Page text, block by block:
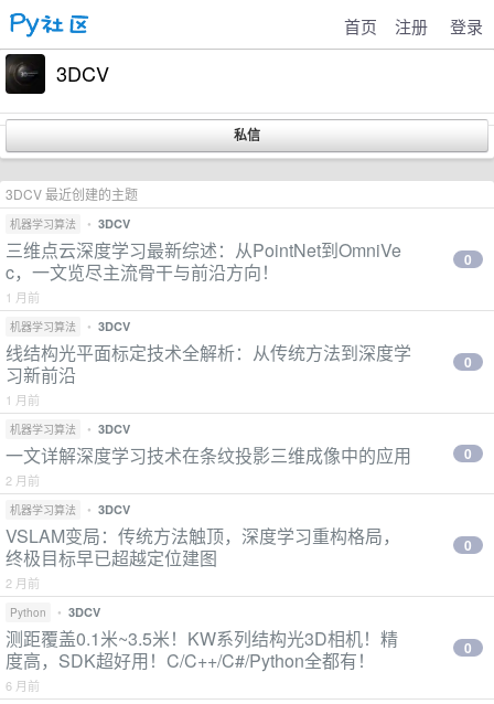
首页 注册 登录
3DCV
3DCV 最近创建的主题
机器学习算法 • 3DCV
三维点云深度学习最新综述：从PointNet到OmniVe
c，一文览尽主流骨干与前沿方向！
1 月前
0
机器学习算法 • 3DCV
线结构光平面标定技术全解析：从传统方法到深度学
习新前沿
1 月前
0
机器学习算法 • 3DCV
一文详解深度学习技术在条纹投影三维成像中的应用
2 月前
0
机器学习算法 • 3DCV
VSLAM变局：传统方法触顶，深度学习重构格局，
终极目标早已超越定位建图
2 月前
0
Python • 3DCV
测距覆盖0.1米~3.5米！KW系列结构光3D相机！精
度高，SDK超好用！C/C++/C#/Python全都有！
6 月前
0